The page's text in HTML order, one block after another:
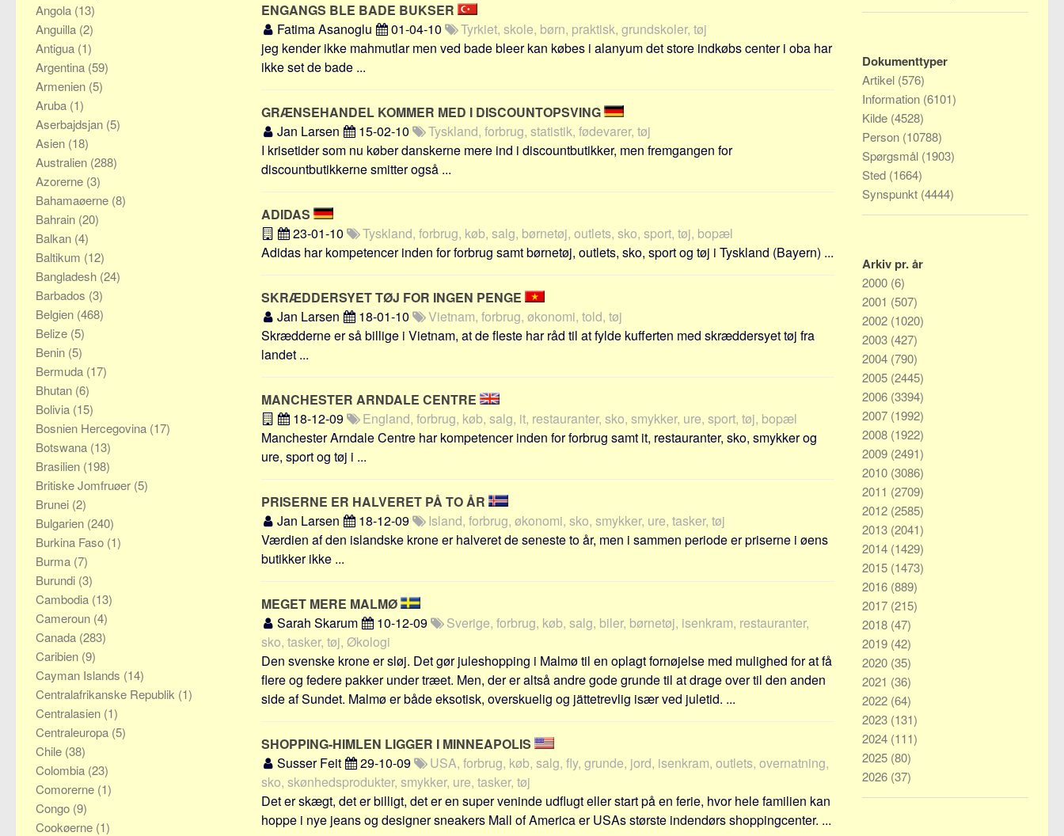
ENGANGS BLE BADE BUKSER
Fatima Asanoglu
01-04-10
Tyrkiet, skole, børn, praktisk, grundskoler, tøj
jeg kender ikke mahmutlar men ved bade bleer kan købes i alanyum det store indkøbs center i oba har
ikke set de bade ...
GRÆNSEHANDEL KOMMER MED I DISCOUNTOPSVING
Jan Larsen
15-02-10
Tyskland, forbrug, statistik, fødevarer, tøj
I krisetider som nu køber danskerne mere ind i discountbutikker, men fremgangen for
discountbutikkerne smitter også ...
ADIDAS
23-01-10
Tyskland, forbrug, køb, salg, børnetøj, outlets, sko, sport, tøj, bopæl
Adidas har kompetencer inden for forbrug samt børnetøj, outlets, sko, sport og tøj i Tyskland (Bayern) ...
SKRÆDDERSYET TØJ FOR INGEN PENGE
Jan Larsen
18-01-10
Vietnam, forbrug, økonomi, told, tøj
Skrædderne er så billige i Vietnam, at de fleste har råd til at fylde kufferten med skræddersyet tøj fra
landet ...
MANCHESTER ARNDALE CENTRE
18-12-09
England, forbrug, køb, salg, it, restauranter, sko, smykker, ure, sport, tøj, bopæl
Manchester Arndale Centre har kompetencer inden for forbrug samt it, restauranter, sko, smykker og
ure, sport og tøj i ...
PRISERNE ER HALVERET PÅ TO ÅR
Jan Larsen
18-12-09
Island, forbrug, økonomi, sko, smykker, ure, tasker, tøj
Værdien af den islandske krone er halveret de seneste to år, men i sammen periode er priserne i øens
butikker ikke ...
MEGET MERE MALMØ
Sarah Skarum
10-12-09
Sverige, forbrug, køb, salg, biler, børnetøj, isenkram, restauranter,
sko, tasker, tøj, Økologi
Den svenske krone er sløj. Det gør juleshopping i Malmø til en oplagt fornøjelse med mulighed for at få
flere og federe pakker under træet. Men, der er altså andre gode grunde til at drage over til den anden
side af Sundet. Malmø er både eksotisk, overskuelig og jättetrevlig især ved juletid. ...
SHOPPING-HIMLEN LIGGER I MINNEAPOLIS
Susser Feit
29-10-09
USA, forbrug, køb, salg, fly, grunde, jord, isenkram, outlets, overnatning,
sko, skønhedsprodukter, smykker, ure, tasker, tøj
Det er skægt, det er billigt, det er en super veninde udflugt eller start på en ferie, hvor hele familien kan
hoppe i nye jeans og designer sneakers Mall of America er USAs største indendørs shoppingcenter. ...
Angola (13)
Anguilla (2)
Antigua (1)
Argentina (59)
Armenien (5)
Aruba (1)
Aserbajdsjan (5)
Asien (18)
Australien (288)
Azorerne (3)
Bahamaøerne (8)
Bahrain (20)
Balkan (4)
Baltikum (12)
Bangladesh (24)
Barbados (3)
Belgien (468)
Belize (5)
Benin (5)
Bermuda (17)
Bhutan (6)
Bolivia (15)
Bosnien Hercegovina (17)
Botswana (13)
Brasilien (198)
Britiske Jomfruøer (5)
Brunei (2)
Bulgarien (240)
Burkina Faso (1)
Burma (7)
Burundi (3)
Cambodia (13)
Cameroun (4)
Canada (283)
Caribien (9)
Cayman Islands (14)
Centralafrikanske Republik (1)
Centralasien (1)
Centraleuropa (5)
Chile (38)
Colombia (23)
Comorerne (1)
Congo (9)
Cookøerne (1)
Dokumenttyper
Artikel (576)
Information (6101)
Kilde (4528)
Person (10788)
Spørgsmål (1903)
Sted (1664)
Synspunkt (4444)
Arkiv pr. år
2000 (6)
2001 (507)
2002 (1020)
2003 (427)
2004 (790)
2005 (2445)
2006 (3394)
2007 (1992)
2008 (1922)
2009 (2491)
2010 (3086)
2011 (2709)
2012 (2585)
2013 (2041)
2014 (1429)
2015 (1473)
2016 (889)
2017 (215)
2018 (47)
2019 (42)
2020 (35)
2021 (36)
2022 (64)
2023 (131)
2024 (111)
2025 (80)
2026 (37)